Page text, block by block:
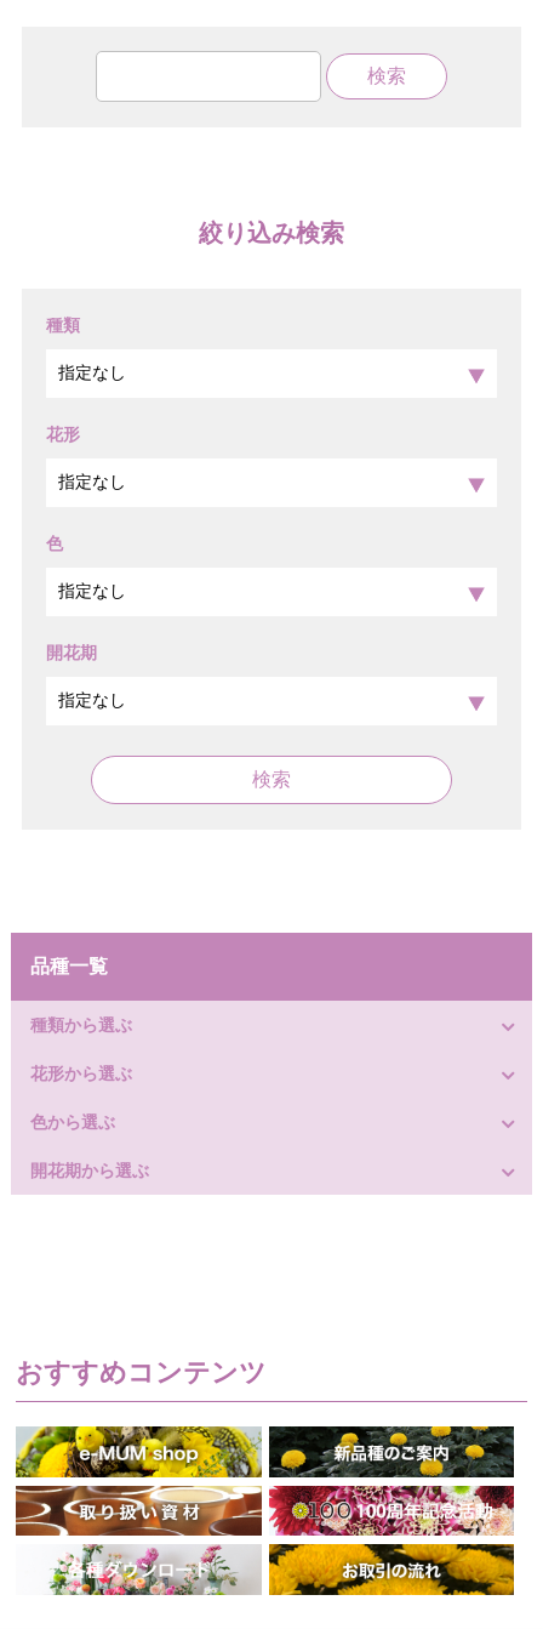
絞り込み検索
種類
花形
色
開花期
検索
品種一覧
種類から選ぶ
花形から選ぶ
色から選ぶ
開花期から選ぶ
おすすめコンテンツ